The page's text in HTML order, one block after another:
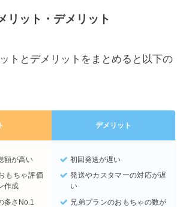
リット・デメリット
トとデメリットをまとめると以下の
デメリット
額が高い
もちゃ評価
作成
多さNo.1
初回発送が遅い
発送やカスタマーの対応が遅
い
兄弟プランのおもちゃの数が